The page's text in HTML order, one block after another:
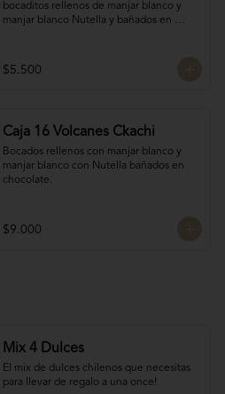
bocaditos rellenos de manjar blanco y
manjar blanco Nutella y bañados en
¡Nada mejor que un poco de dulzura para
alegrarles el día! 🍫✨
$5.500
Caja 16 Volcanes Ckachi
Bocados rellenos con manjar blanco y
manjar blanco con Nutella bañados en
chocolate.
$9.000
Mix 4 Dulces
El mix de dulces chilenos que necesitas
para llevar de regalo a una once!